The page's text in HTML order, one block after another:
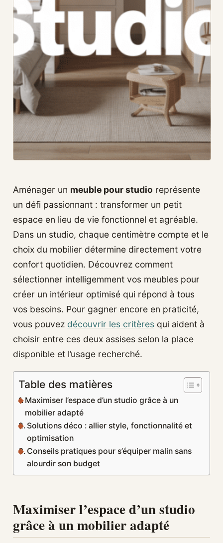
Aménager un meuble pour studio représente
un défi passionnant : transformer un petit
espace en lieu de vie fonctionnel et agréable.
Dans un studio, chaque centimètre compte et le
choix du mobilier détermine directement votre
confort quotidien. Découvrez comment
sélectionner intelligemment vos meubles pour
créer un intérieur optimisé qui répond à tous
vos besoins. Pour gagner encore en praticité,
vous pouvez découvrir les critères qui aident à
choisir entre ces deux assises selon la place
disponible et l’usage recherché.
Table des matières
Maximiser l’espace d’un studio grâce à un
mobilier adapté
Solutions déco : allier style, fonctionnalité et
optimisation
Conseils pratiques pour s’équiper malin sans
alourdir son budget
Maximiser l’espace d’un studio
grâce à un mobilier adapté